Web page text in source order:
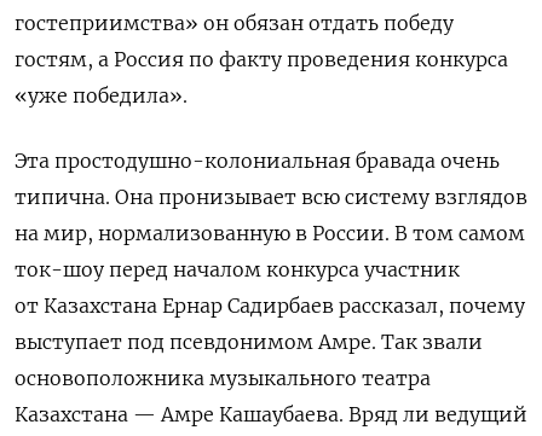
гостеприимства» он обязан отдать победу
гостям, а Россия по факту проведения конкурса
«уже победила».
Эта простодушно-колониальная бравада очень
типична. Она пронизывает всю систему взглядов
на мир, нормализованную в России. В том самом
ток-шоу перед началом конкурса участник
от Казахстана Ернар Садирбаев рассказал, почему
выступает под псевдонимом Амре. Так звали
основоположника музыкального театра
Казахстана — Амре Кашаубаева. Вряд ли ведущий